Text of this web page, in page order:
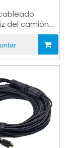
del camión
negro del